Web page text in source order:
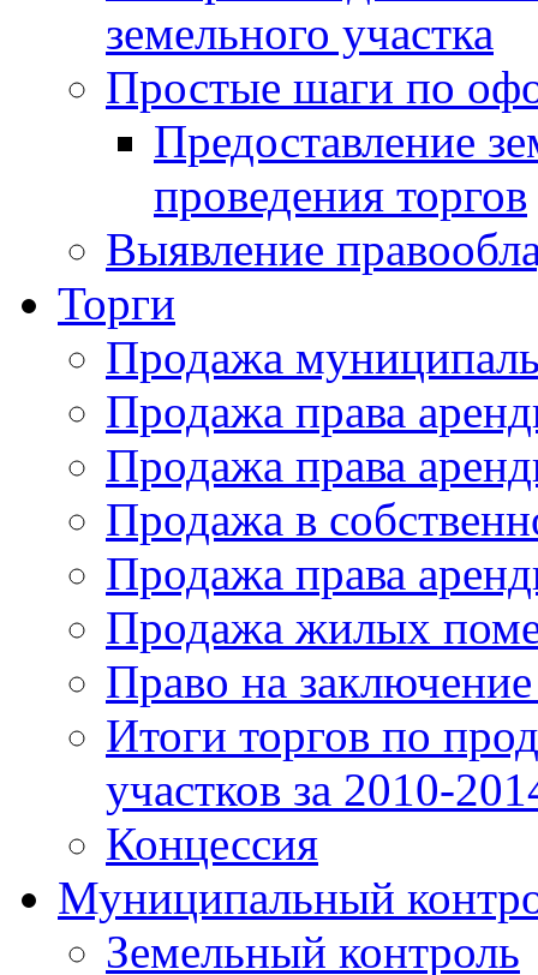
земельного участка
Простые шаги по
Предоставление
проведения торгов
Выявление
Торги
Продажа
Продажа права
Продажа права
Продажа в
Продажа права
Продажа жилых
Право на
Итоги торгов по
участков за 2010-
Концессия
Муниципальный
Земельный контроль